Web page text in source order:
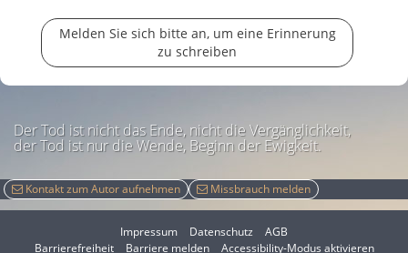
22.06.2026
Melden Sie sich bitte an, um eine Erinnerung
zu schreiben
Der Tod ist nicht das Ende, nicht die Vergänglichkeit,
der Tod ist nur die Wende, Beginn der Ewigkeit.
Kontakt zum Autor aufnehmen Missbrauch melden
Impressum Datenschutz
AGB
Barrierefreiheit
Barriere melden IAccessibility-Modus aktivieren